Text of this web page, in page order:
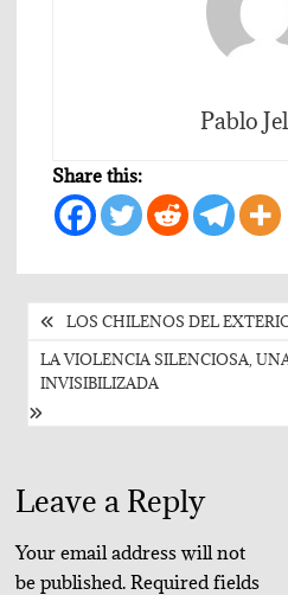
Pablo
Share this:
Post
navigation
LOS CHILENOS DEL
LA VIOLENCIA SILENCIOSA,
INVISIBILIZADA
Leave a Reply
Your email address will not
be published. Required fields